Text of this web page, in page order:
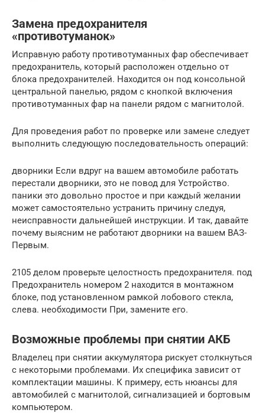
Замена предохранителя
«противотуманок»
Исправную работу противотуманных фар обеспечивает
предохранитель, который расположен отдельно от
блока предохранителей. Находится он под консольной
центральной панелью, рядом с кнопкой включения
противотуманных фар на панели рядом с магнитолой.
Для проведения работ по проверке или замене следует
выполнить следующую последовательность операций:
дворники Если вдруг на вашем автомобиле работать
перестали дворники, это не повод для Устройство.
паники это довольно простое и при каждый желании
может самостоятельно устранить причину следуя,
неисправности дальнейшей инструкции. И так, давайте
почему выясним не работают дворники на вашем ВАЗ-
Первым.
2105 делом проверьте целостность предохранителя. под
Предохранитель номером 2 находится в монтажном
блоке, под установленном рамкой лобового стекла,
слева. необходимости При, замените его.
Возможные проблемы при снятии АКБ
Владелец при снятии аккумулятора рискует столкнуться
с некоторыми проблемами. Их специфика зависит от
комплектации машины. К примеру, есть нюансы для
автомобилей с магнитолой, сигнализацией и бортовым
компьютером.